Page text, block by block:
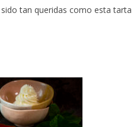
tan queridas como esta tarta